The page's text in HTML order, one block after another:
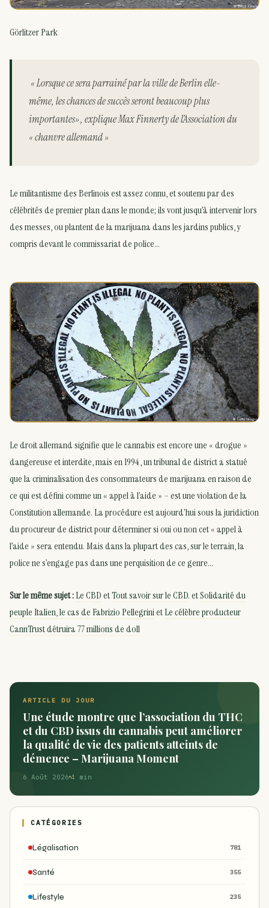
Görlitzer Park
« Lorsque ce sera parrainé par la ville de Berlin elle-
même, les chances de succès seront beaucoup plus
importantes» , explique Max Finnerty de l’Association du
« chanvre allemand »
Le militantisme des Berlinois est assez connu, et soutenu par des
célébrités de premier plan dans le monde; ils vont jusqu’à intervenir lors
des messes, ou plantent de la marijuana dans les jardins publics, y
compris devant le commissariat de police…
Le droit allemand signifie que le cannabis est encore une « drogue »
dangereuse et interdite, mais en 1994 , un tribunal de district a statué
que la criminalisation des consommateurs de marijuana en raison de
ce qui est défini comme un « appel à l’aide » – est une violation de la
Constitution allemande. La procédure est aujourd’hui sous la juridiction
du procureur de district pour déterminer si oui ou non cet « appel à
l’aide » sera entendu. Mais dans la plupart des cas, sur le terrain, la
police ne s’engage pas dans une perquisition de ce genre…
Sur le même sujet :Le CBDetTout savoir sur le CBD. etSolidarité du
peuple Italien, le cas de Fabrizio PellegrinietLe célèbre producteur
CannTrust détruira 77 millions de doll
ARTICLE DU JOUR
Une étude montre que l’association du THC
et du CBD issus du cannabis peut améliorer
la qualité de vie des patients atteints de
démence – Marijuana Moment
6 Août 2026 4 min
CATÉGORIES
Légalisation 781
Santé 355
Lifestyle 235